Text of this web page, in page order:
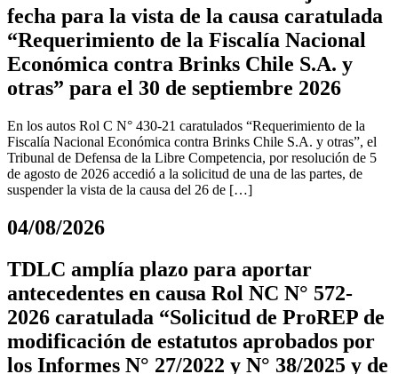
fecha para la vista de la causa caratulada
“Requerimiento de la Fiscalía Nacional
Económica contra Brinks Chile S.A. y
otras” para el 30 de septiembre 2026
En los autos Rol C N° 430-21 caratulados “Requerimiento de la
Fiscalía Nacional Económica contra Brinks Chile S.A. y otras”, el
Tribunal de Defensa de la Libre Competencia, por resolución de 5
de agosto de 2026 accedió a la solicitud de una de las partes, de
suspender la vista de la causa del 26 de […]
04/08/2026
TDLC amplía plazo para aportar
antecedentes en causa Rol NC N° 572-
2026 caratulada “Solicitud de ProREP de
modificación de estatutos aprobados por
los Informes N° 27/2022 y N° 38/2025 y de